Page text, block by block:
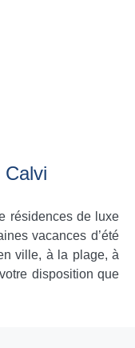
Calvi
résidences de luxe
vacances d’été
ville, à la plage, à
disposition que